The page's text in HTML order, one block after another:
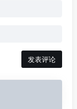
发表评论